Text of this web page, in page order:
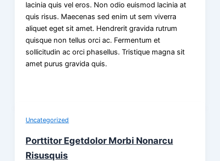
lacinia quis vel eros. Non odio euismod lacinia at
quis risus. Maecenas sed enim ut sem viverra
aliquet eget sit amet. Hendrerit gravida rutrum
quisque non tellus orci ac. Fermentum et
sollicitudin ac orci phasellus. Tristique magna sit
amet purus gravida quis.
Uncategorized
Porttitor Egetdolor Morbi Nonarcu
Risusquis